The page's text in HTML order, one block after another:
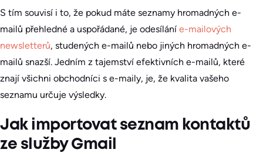
S tím souvisí i to, že pokud máte seznamy hromadných e-
mailů přehledné a uspořádané, je odesílání e-mailových
newsletterů, studených e-mailů nebo jiných hromadných e-
mailů snazší. Jedním z tajemství efektivních e-mailů, které
znají všichni obchodníci s e-maily, je, že kvalita vašeho
seznamu určuje výsledky.
Jak importovat seznam kontaktů
ze služby Gmail